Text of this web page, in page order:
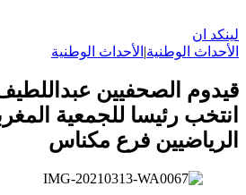
لينكد ان
الأحداث الوطنية| الأحداث الوطنية
قيدوم الصحفيين
انتخب رئيسا للجمعية
الرياضيين فرع مكناس